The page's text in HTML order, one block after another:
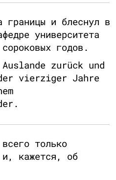
границы и блеснул в
университета
годов.
zurück und
vierziger Jahre
только
и, кажется, об